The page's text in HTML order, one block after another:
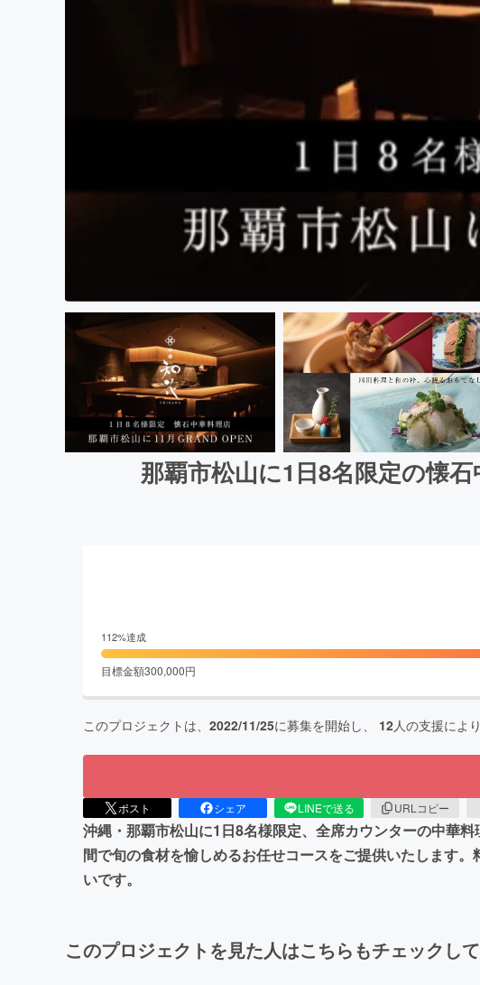
那覇市松山に1日8名限定の懐
112%達成
目標金額300,000円
このプロジェクトは、 2022/11/25に募集を開始し、 12人の支援により
ポスト シェア LINEで送る URLコピー
沖縄・那覇市松山に1日8名様限定、全席カウンターの中華
間で旬の食材を愉しめるお任せコースをご提供いたします
いです。
このプロジェクトを見た人はこちらもチェックし